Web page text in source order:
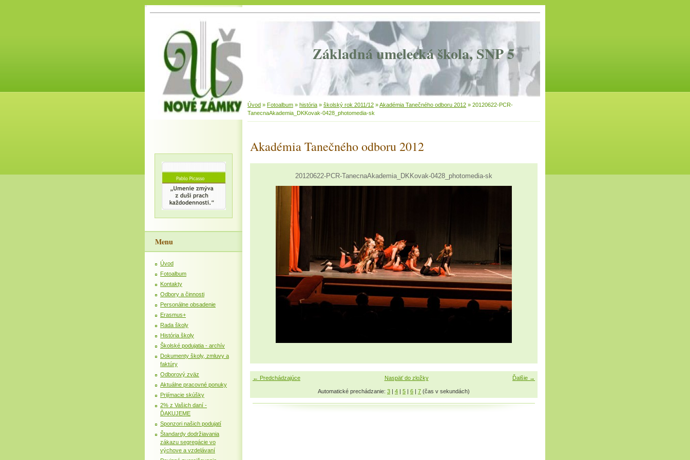
Základná umelecká škola, SNP 5
Úvod » Fotoalbum » história » školský rok 2011/12 »Akadémia Tanečného odboru 2012 » 20120622-PCR-
TanecnaAkademia_DKKovak-0428_photomedia-sk
Akadémia Tanečného odboru 2012
20120622-PCR-TanecnaAkademia_DKKovak-0428_photomedia-sk
← Predchádzajúce Ďalšie →
Naspäť do zložky
Automatické prechádzanie: 3 | 4 | 5 | 6 | 7 (čas v sekundách)
Menu
Úvod
Fotoalbum
Kontakty
Odbory a činnosti
Personálne obsadenie
Erasmus+
Rada školy
História školy
Školské podujatia - archív
Dokumenty školy, zmluvy a
faktúry
Odborový zväz
Aktuálne pracovné ponuky
Prijímacie skúšky
2% z Vašich daní -
ĎAKUJEME
Sponzori našich podujatí
Štandardy dodržiavania
zákazu segregácie vo
výchove a vzdelávaní